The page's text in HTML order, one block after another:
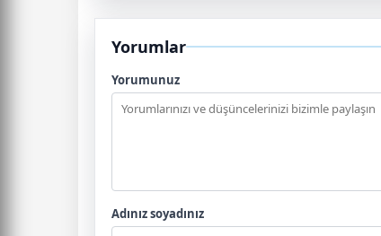
Yorumlar
Yorumunuz
Adınız soyadınız